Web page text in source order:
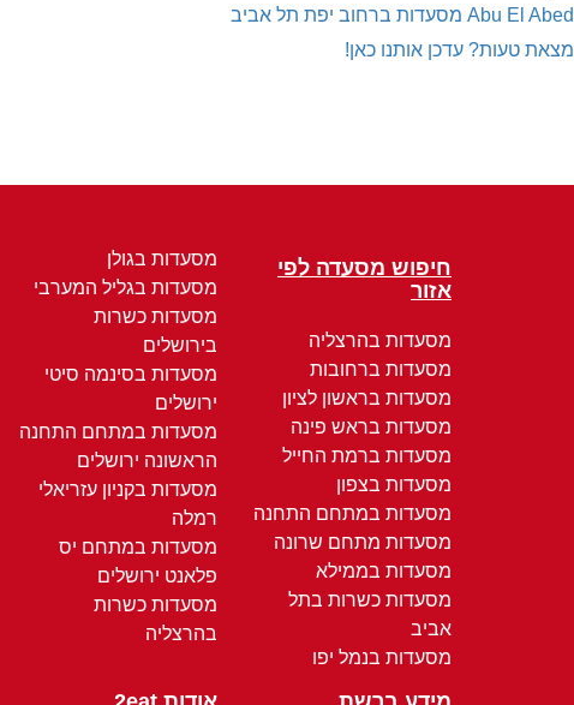
Abu El Abed מסעדות ברחוב יפת תל אביב
מצאת טעות? עדכן אותנו כאן!
חיפוש מסעדה לפי
אזור
מסעדות בהרצליה
מסעדות ברחובות
מסעדות בראשון לציון
מסעדות בראש פינה
מסעדות ברמת החייל
מסעדות בצפון
מסעדות במתחם התחנה
מסעדות מתחם שרונה
מסעדות בממילא
מסעדות כשרות בתל
אביב
מסעדות בנמל יפו
מסעדות בגולן
מסעדות בגליל המערבי
מסעדות כשרות
בירושלים
מסעדות בסינמה סיטי
ירושלים
מסעדות במתחם התחנה
הראשונה ירושלים
מסעדות בקניון עזריאלי
רמלה
מסעדות במתחם יס
פלאנט ירושלים
מסעדות כשרות
בהרצליה